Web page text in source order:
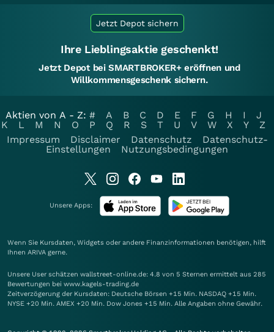
Jetzt Depot sichern
Ihre Lieblingsaktie geschenkt!
Jetzt Depot bei SMARTBROKER+ eröffnen und
Willkommensgeschenk sichern.
Aktien von A - Z: # A B C D E F G H I
J
K
L M N O P Q R S T U V W X Y
Z
Impressum
Disclaimer Datenschutz
Datenschutz-
Einstellungen
Nutzungsbedingungen
Unsere Apps:
Wenn Sie Kursdaten, Widgets oder andere Finanzinformationen benötigen, hilft
Ihnen ARIVA gerne.
Unsere User schätzen wallstreet-online.de: 4.8 von 5 Sternen ermittelt aus 285
Bewertungen bei www.kagels-trading.de
Zeitverzögerung der Kursdaten: Deutsche Börsen +15 Min. NASDAQ +15 Min.
NYSE +20 Min. AMEX +20 Min. Dow Jones +15 Min. Alle Angaben ohne Gewähr.